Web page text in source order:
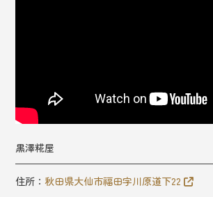
黒澤糀屋
住所：秋田県大仙市福田字川原道下22